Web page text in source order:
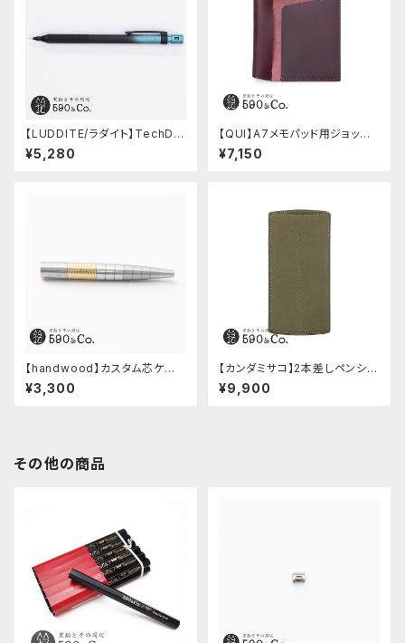
【LUDDITE/ラダイト】TechDra
w2 グラデーションモデル (LDB
-MP2GB1-05)
¥5,280
【QUI】A7メモパッド用ジョッタ
ー・ブッテーロ (ワイン)
¥7,150
【handwood】カスタム芯ケー
ス・中間パーツ有り/Enjoy free
ly (ステンレス)
¥3,300
【カンダミサコ】2本差しペンシー
ス・ミネルバボックス (オリーバ)
¥9,900
その他の商品